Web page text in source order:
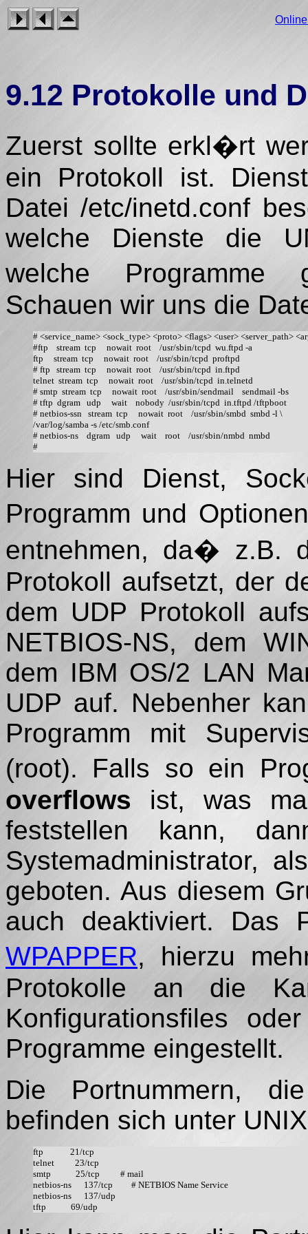
9.12 Protokolle und
Zuerst sollte erkl�rt
ein Protokoll ist.
Datei /etc/inetd.conf
welche Dienste die
welche Programme
Schauen wir uns die
# <service_name> <sock_type> <proto> <flags> <user> <server_path>
#ftp    stream  tcp     nowait  root    /usr/sbin/tcpd  wu.ftpd -a
ftp     stream  tcp     nowait  root    /usr/sbin/tcpd  proftpd
# ftp   stream  tcp     nowait  root    /usr/sbin/tcpd  in.ftpd
telnet  stream  tcp     nowait  root    /usr/sbin/tcpd  in.telnetd
# smtp  stream  tcp     nowait  root    /usr/sbin/sendmail    sendmail -bs
# tftp  dgram   udp     wait    nobody  /usr/sbin/tcpd  in.tftpd /tftpboot
# netbios-ssn   stream  tcp     nowait  root    /usr/sbin/smbd  smbd -l \
/var/log/samba -s /etc/smb.conf
# netbios-ns    dgram   udp     wait    root    /usr/sbin/nmbd  nmbd
Hier sind Dienst,
Programm und
entnehmen, da� z.B.
Protokoll aufsetzt, der
dem UDP Protokoll
NETBIOS-NS, dem
dem IBM OS/2 LAN
UDP auf. Nebenher
Programm mit
(root). Falls so ein
overflows ist, was
feststellen kann,
Systemadministrator,
geboten. Aus diesem
auch deaktiviert. Das
WPAPPER, hierzu
Protokolle an die
Konfigurationsfiles
Programme eingestellt.
Die Portnummern,
befinden sich unter
ftp             21/tcp
telnet          23/tcp
smtp            25/tcp          # mail
netbios-ns      137/tcp         # NETBIOS Name Service
netbios-ns      137/udp